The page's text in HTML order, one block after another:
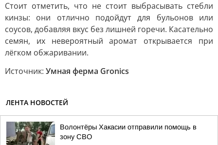
Стоит отметить, что не стоит выбрасывать стебли
кинзы: они отлично подойдут для бульонов или
соусов, добавляя вкус без лишней горечи. Касательно
семян, их невероятный аромат открывается при
лёгком обжаривании.
Источник: Умная ферма Gronics
ЛЕНТА НОВОСТЕЙ
Волонтёры Хакасии отправили помощь в
зону СВО